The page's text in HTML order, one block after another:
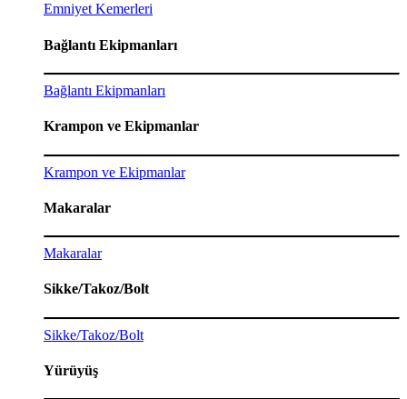
Emniyet Kemerleri
Bağlantı Ekipmanları
Bağlantı Ekipmanları
Krampon ve Ekipmanlar
Krampon ve Ekipmanlar
Makaralar
Makaralar
Sikke/Takoz/Bolt
Sikke/Takoz/Bolt
Yürüyüş